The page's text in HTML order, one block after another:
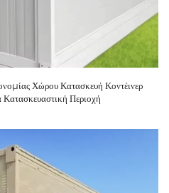
Χώρου Κατασκευή Κοντέινερ
Κατασκευαστική Περιοχή